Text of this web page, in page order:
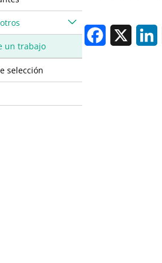
Facebook
un trabajo
selección